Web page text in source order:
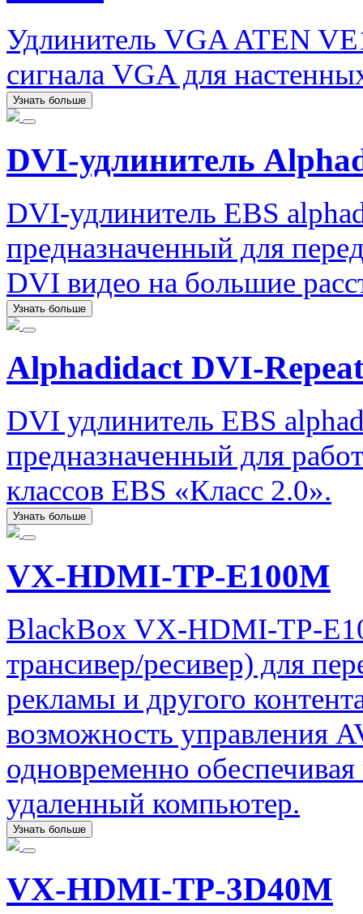
Удлинитель VGA ATEN
сигнала VGA для
Узнать больше
DVI-удлинитель
DVI-удлинитель EBS
предназначенный для
DVI видео на большие
Узнать больше
Alphadidact DVI-
DVI удлинитель EBS
предназначенный для
классов EBS «Класс 2.0».
Узнать больше
VX-HDMI-TP-E100M
BlackBox VX-HDMI-TP-
трансивер/ресивер) для
рекламы и другого
возможность управления
одновременно
удаленный компьютер.
Узнать больше
VX-HDMI-TP-3D40M